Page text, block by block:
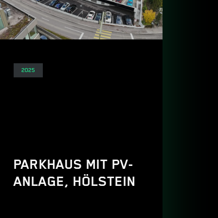
Elektro
PARKHAUS MIT PV-
ANLAGE, HÖLSTEIN
2025